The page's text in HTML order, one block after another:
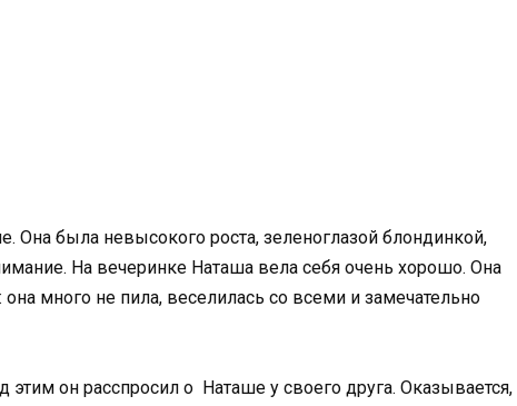
Она была невысокого роста, зеленоглазой блондинкой,
На вечеринке Наташа вела себя очень хорошо. Она
много не пила, веселилась со всеми и замечательно
он расспросил о Наташе у своего друга. Оказывается,